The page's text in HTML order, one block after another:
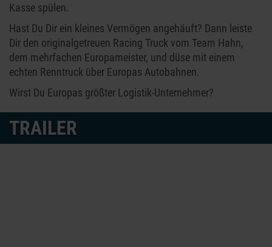
Kasse spülen.
Hast Du Dir ein kleines Vermögen angehäuft? Dann leiste
Dir den originalgetreuen Racing Truck vom Team Hahn,
dem mehrfachen Europameister, und düse mit einem
echten Renntruck über Europas Autobahnen.
Wirst Du Europas größter Logistik-Unternehmer?
TRAILER